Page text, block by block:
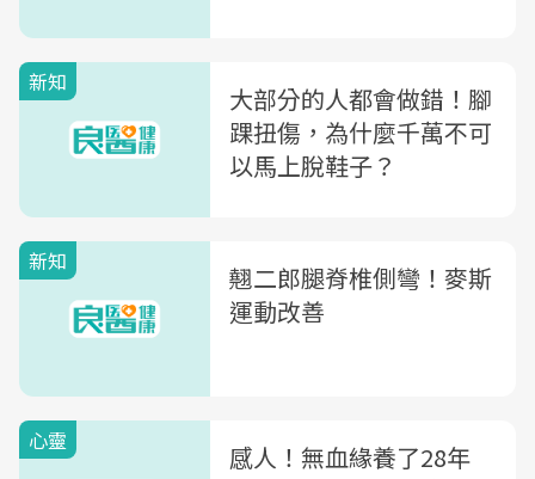
新知
大部分的人都會做錯！腳
踝扭傷，為什麼千萬不可
以馬上脫鞋子？
新知
翹二郎腿脊椎側彎！麥斯
運動改善
心靈
感人！無血緣養了28年